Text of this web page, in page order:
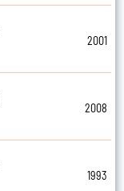
2001
2008
1993